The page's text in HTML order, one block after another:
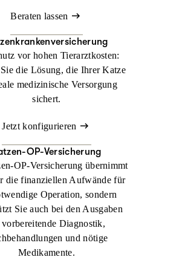
Beraten lassen
vor hohen Tierarztkosten:
die Lösung, die Ihrer Katze
medizinische Versorgung
sichert.
Jetzt konfigurieren
OP-Versicherung
OP-Versicherung übernimmt
die finanziellen Aufwände für
Operation, sondern
Sie auch bei den Ausgaben
Diagnostik,
und nötige
Medikamente.